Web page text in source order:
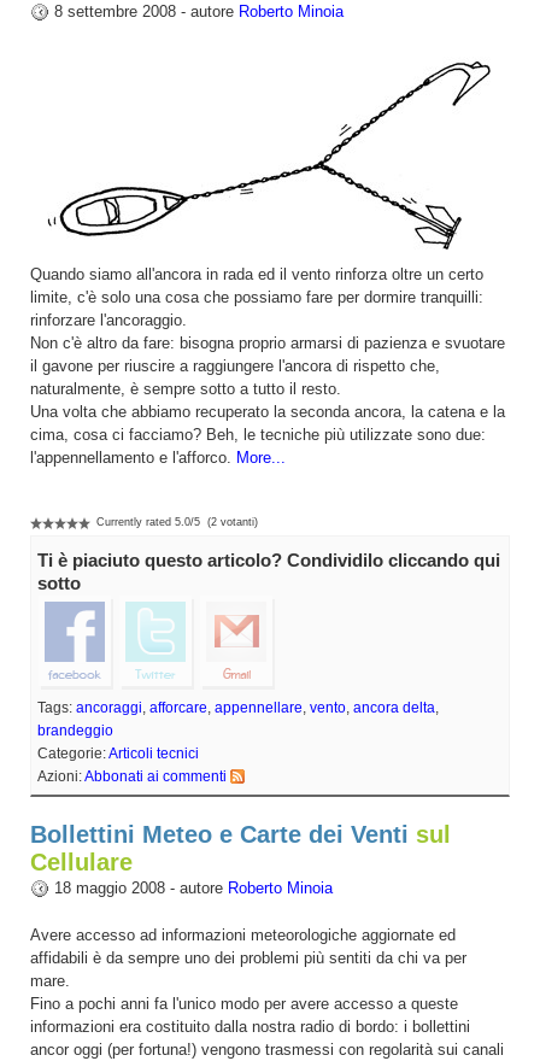
8 settembre 2008 - autore Roberto Minoia
Quando siamo all'ancora in rada ed il vento rinforza oltre un certo
limite, c'è solo una cosa che possiamo fare per dormire tranquilli:
rinforzare l'ancoraggio.
Non c'è altro da fare: bisogna proprio armarsi di pazienza e svuotare
il gavone per riuscire a raggiungere l'ancora di rispetto che,
naturalmente, è sempre sotto a tutto il resto.
Una volta che abbiamo recuperato la seconda ancora, la catena e la
cima, cosa ci facciamo? Beh, le tecniche più utilizzate sono due:
l'appennellamento e l'afforco. More...
Currently rated 5.0/5 (2 votanti)
Ti è piaciuto questo articolo? Condividilo cliccando qui
sotto
Tags: ancoraggi afforcare appennellare vento ancora delta
brandeggio
Categorie:Articoli tecnici
Azioni:Abbonati ai commenti
Bollettini Meteo e Carte dei Venti sul
Cellulare
18 maggio 2008 - autore Roberto Minoia
Avere accesso ad informazioni meteorologiche aggiornate ed
affidabili è da sempre uno dei problemi più sentiti da chi va per
mare.
Fino a pochi anni fa l'unico modo per avere accesso a queste
informazioni era costituito dalla nostra radio di bordo: i bollettini
ancor oggi (per fortuna!) vengono trasmessi con regolarità sui canali